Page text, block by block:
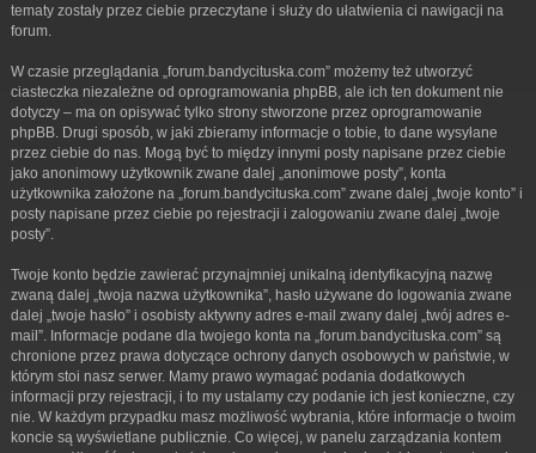
tematy zostały przez ciebie przeczytane i służy do ułatwienia ci nawigacji na
forum.
W czasie przeglądania „forum.bandycituska.com” możemy też utworzyć
ciasteczka niezależne od oprogramowania phpBB, ale ich ten dokument nie
dotyczy – ma on opisywać tylko strony stworzone przez oprogramowanie
phpBB. Drugi sposób, w jaki zbieramy informacje o tobie, to dane wysyłane
przez ciebie do nas. Mogą być to między innymi posty napisane przez ciebie
jako anonimowy użytkownik zwane dalej „anonimowe posty”, konta
użytkownika założone na „forum.bandycituska.com” zwane dalej „twoje konto” i
posty napisane przez ciebie po rejestracji i zalogowaniu zwane dalej „twoje
posty”.
Twoje konto będzie zawierać przynajmniej unikalną identyfikacyjną nazwę
zwaną dalej „twoja nazwa użytkownika”, hasło używane do logowania zwane
dalej „twoje hasło” i osobisty aktywny adres e-mail zwany dalej „twój adres e-
mail”. Informacje podane dla twojego konta na „forum.bandycituska.com” są
chronione przez prawa dotyczące ochrony danych osobowych w państwie, w
którym stoi nasz serwer. Mamy prawo wymagać podania dodatkowych
informacji przy rejestracji, i to my ustalamy czy podanie ich jest konieczne, czy
nie. W każdym przypadku masz możliwość wybrania, które informacje o twoim
koncie są wyświetlane publicznie. Co więcej, w panelu zarządzania kontem